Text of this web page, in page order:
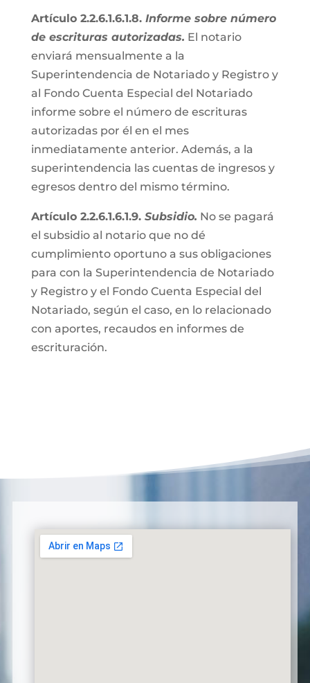
Artículo 2.2.6.1.6.1.8. Informe sobre número
de escrituras autorizadas. El notario
enviará mensualmente a la
Superintendencia de Notariado y Registro y
al Fondo Cuenta Especial del Notariado
informe sobre el número de escrituras
autorizadas por él en el mes
inmediatamente anterior. Además, a la
superintendencia las cuentas de ingresos y
egresos dentro del mismo término.
Artículo 2.2.6.1.6.1.9. Subsidio. No se pagará
el subsidio al notario que no dé
cumplimiento oportuno a sus obligaciones
para con la Superintendencia de Notariado
y Registro y el Fondo Cuenta Especial del
Notariado, según el caso, en lo relacionado
con aportes, recaudos en informes de
escrituración.